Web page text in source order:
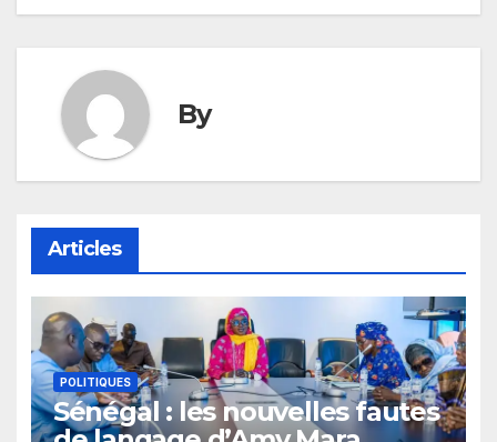
By
Articles
POLITIQUES
Sénégal : les nouvelles fautes